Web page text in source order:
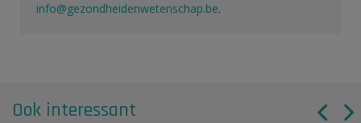
info@gezondheidenwetenschap.be.
Ook interessant